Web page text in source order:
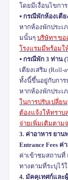
โดยมีเงื่อนไขกา
⦁ กรณีพักห้องเตีย
หากห้องพักประเ
มนั้นๆ บริษัทฯ ขอ
โรงแรมมีพร้อมใ
⦁ กรณีพัก 3 ท่าน (
เตียงเสริม (Roll-
ทั้งนี้ขึ้นอยู่กับการ
หากห้องพักประเ
ในการปรับเปลี่ย
ต้องแจ้งให้ทราบ
จ่ายเพิ่มเติมตาม
3. ค่าอาหาร ยาน
Entrance Fees ค่
ค่าเข้าชมสถานที่
ทางตามที่ระบุไว้
4. มัคคุเทศก์และ